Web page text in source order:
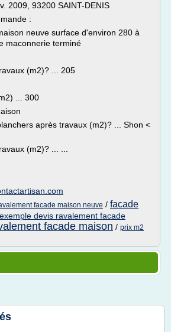
2009, 93200 SAINT-DENIS
:
neuve surface d'environ 280 à
maconnerie terminé
(m2)? ... 205
... 300
après travaux (m2)? ... Shon <
(m2)? ... ...
facade maison neuve / facade
exemple devis ravalement facade
facade maison / prix m2